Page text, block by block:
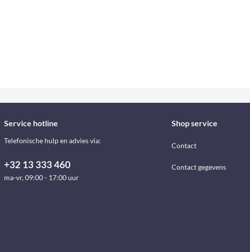
Service hotline
Telefonische hulp en advies via:
+32 13 333 460
ma-vr, 09:00 - 17:00 uur
Shop service
Contact
Contact gegevens